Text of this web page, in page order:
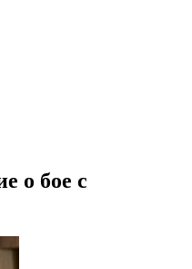
о бое с